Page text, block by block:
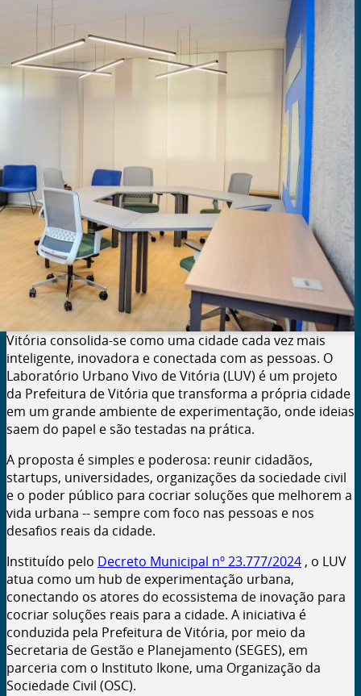
Vitória consolida-se como uma cidade cada vez mais
inteligente, inovadora e conectada com as pessoas. O
Laboratório Urbano Vivo de Vitória (LUV) é um projeto
da Prefeitura de Vitória que transforma a própria cidade
em um grande ambiente de experimentação, onde ideias
saem do papel e são testadas na prática.
A proposta é simples e poderosa: reunir cidadãos,
startups, universidades, organizações da sociedade civil
e o poder público para cocriar soluções que melhorem a
vida urbana -- sempre com foco nas pessoas e nos
desafios reais da cidade.
Instituído pelo Decreto Municipal nº 23.777/2024 , o LUV
atua como um hub de experimentação urbana,
conectando os atores do ecossistema de inovação para
cocriar soluções reais para a cidade. A iniciativa é
conduzida pela Prefeitura de Vitória, por meio da
Secretaria de Gestão e Planejamento (SEGES), em
parceria com o Instituto Ikone, uma Organização da
Sociedade Civil (OSC).